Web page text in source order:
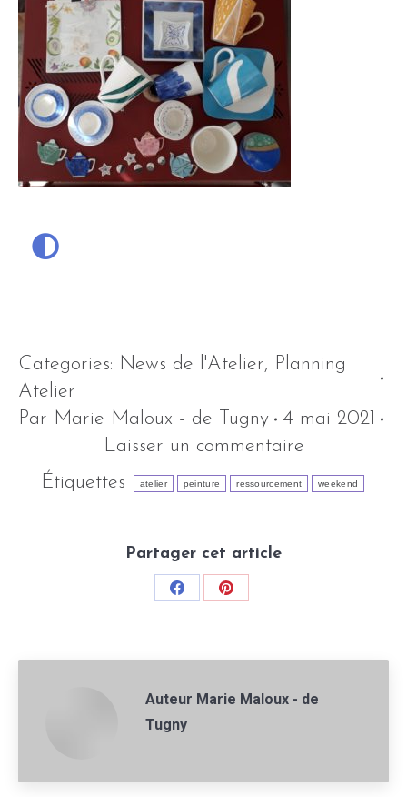
Categories: News de l'Atelier, Planning
Atelier
Par Marie Maloux - de Tugny
4 mai 2021
Laisser un commentaire
Étiquettes
atelier peinture ressourcement weekend
Partager cet article
Share
Share
Auteur Marie Maloux - de
Tugny